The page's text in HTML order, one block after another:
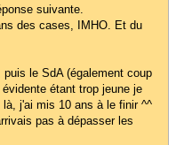
suivante.
des cases, IMHO. Et du
le SdA (également coup
étant trop jeune je
j'ai mis 10 ans à le finir ^^
pas à dépasser les